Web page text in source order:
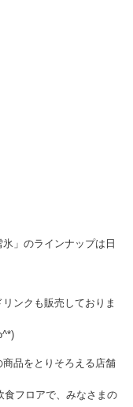
ナップは日
ンクも販売しておりま
品をとりそろえる店舗
食フロアで、みなさまの